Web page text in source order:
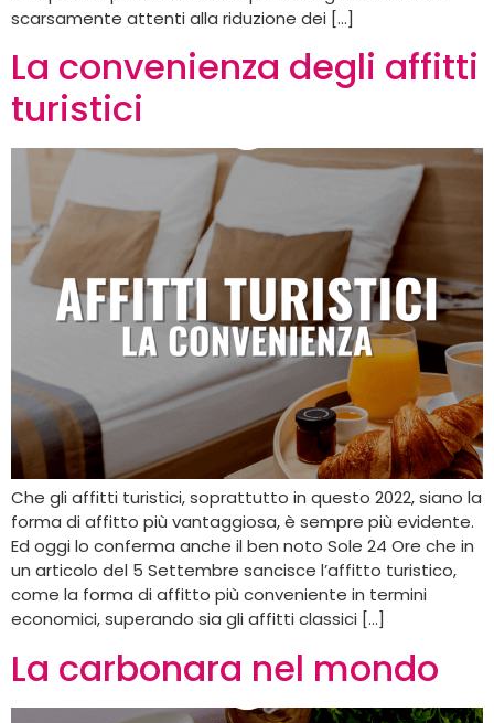
scarsamente attenti alla riduzione dei […]
La convenienza degli affitti
turistici
Che gli affitti turistici, soprattutto in questo 2022, siano la
forma di affitto più vantaggiosa, è sempre più evidente.
Ed oggi lo conferma anche il ben noto Sole 24 Ore che in
un articolo del 5 Settembre sancisce l’affitto turistico,
come la forma di affitto più conveniente in termini
economici, superando sia gli affitti classici […]
La carbonara nel mondo